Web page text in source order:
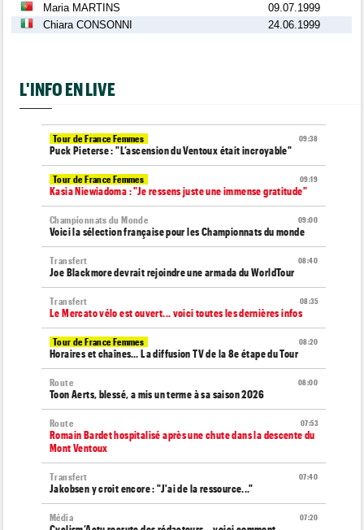
Maria MARTINS
09.07.1999
Chiara CONSONNI
24.06.1999
L'INFO EN LIVE
09:38
Tour de France Femmes
Puck Pieterse : "L’ascension du Ventoux était incroyable"
09:19
Tour de France Femmes
Kasia Niewiadoma : "Je ressens juste une immense gratitude"
09:00
Championnats du Monde
Voici la sélection française pour les Championnats du monde
08:40
Transfert
Joe Blackmore devrait rejoindre une armada du WorldTour
08:35
Transfert
Le Mercato vélo est ouvert... voici toutes les dernières infos
08:20
Tour de France Femmes
Horaires et chaînes… La diffusion TV de la 8e étape du Tour
08:00
Route
Toon Aerts, blessé, a mis un terme à sa saison 2026
07:53
Route
Romain Bardet hospitalisé après une chute dans la descente du
Mont Ventoux
07:40
Transfert
Jakobsen y croit encore : "J'ai de la ressource..."
07:20
Média